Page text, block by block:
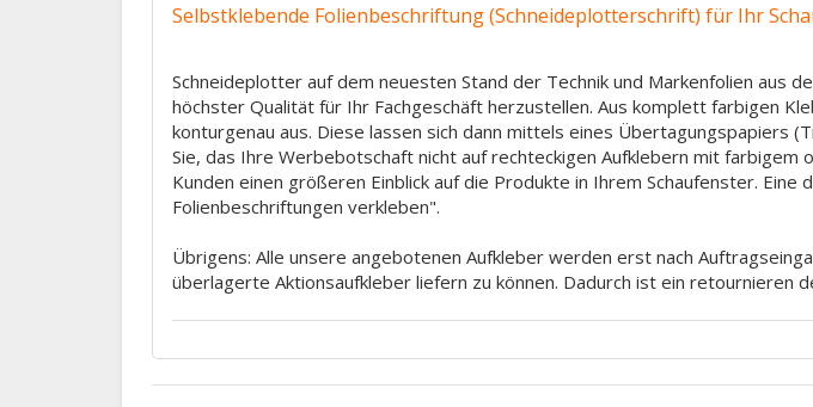
Selbstklebende Folienbeschriftung (Schneideplotterschrift) für Ihr
Schneideplotter auf dem neuesten Stand der Technik und Markenfolien aus
höchster Qualität für Ihr Fachgeschäft herzustellen. Aus komplett farbigen
konturgenau aus. Diese lassen sich dann mittels eines Übertagungspapiers
Sie, das Ihre Werbebotschaft nicht auf rechteckigen Aufklebern mit
Kunden einen größeren Einblick auf die Produkte in Ihrem Schaufenster.
Folienbeschriftungen verkleben".
Übrigens: Alle unsere angebotenen Aufkleber werden erst nach
überlagerte Aktionsaufkleber liefern zu können. Dadurch ist ein retournieren